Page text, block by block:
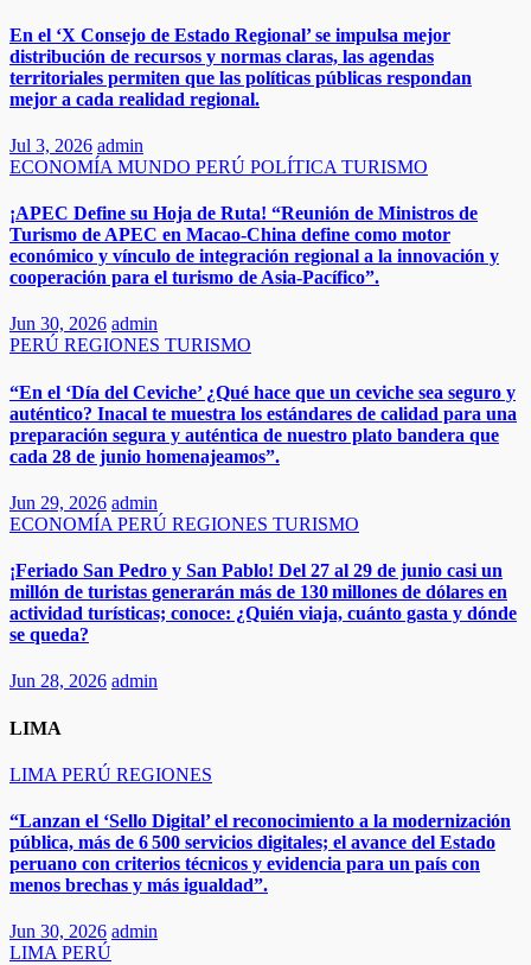
En el ‘X Consejo de Estado Regional’ se impulsa mejor
distribución de recursos y normas claras, las agendas
territoriales permiten que las políticas públicas respondan
mejor a cada realidad regional.
Jul 3, 2026 admin
ECONOMÍA MUNDO PERÚ POLÍTICA TURISMO
¡APEC Define su Hoja de Ruta! “Reunión de Ministros de
Turismo de APEC en Macao-China define como motor
económico y vínculo de integración regional a la innovación y
cooperación para el turismo de Asia‑Pacífico”.
Jun 30, 2026 admin
PERÚ REGIONES TURISMO
“En el ‘Día del Ceviche’ ¿Qué hace que un ceviche sea seguro y
auténtico? Inacal te muestra los estándares de calidad para una
preparación segura y auténtica de nuestro plato bandera que
cada 28 de junio homenajeamos”.​​
Jun 29, 2026 admin
ECONOMÍA PERÚ REGIONES TURISMO
¡Feriado San Pedro y San Pablo! Del 27 al 29 de junio casi un
millón de turistas generarán más de 130 millones de dólares en
actividad turísticas; conoce: ¿Quién viaja, cuánto gasta y dónde
se queda?​
Jun 28, 2026 admin
LIMA
LIMA PERÚ REGIONES
“Lanzan el ‘Sello Digital’ el reconocimiento a la modernización
pública, más de 6 500 servicios digitales; el avance del Estado
peruano con criterios técnicos y evidencia para un país con
menos brechas y más igualdad”.
Jun 30, 2026 admin
LIMAPERÚ